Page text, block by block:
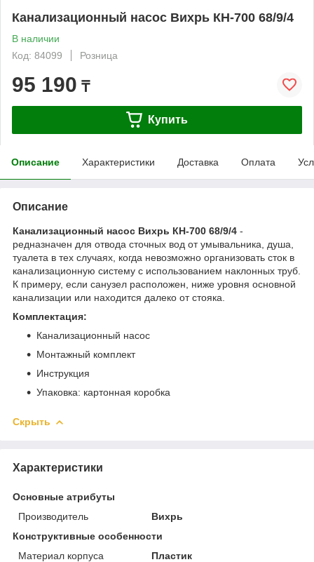
Канализационный насос Вихрь КН-700 68/9/4
В наличии
Код: 84099
Розница
95 190 ₸
Купить
Описание Характеристики Доставка Оплата
Описание
Канализационный насос Вихрь КН-700 68/9/4 -
редназначен для отвода сточных вод от умывальника, душа,
туалета в тех случаях, когда невозможно организовать сток в
канализационную систему с использованием наклонных труб.
К примеру, если санузел расположен, ниже уровня основной
канализации или находится далеко от стояка.
Комплектация:
Канализационный насос
Монтажный комплект
Инструкция
Упаковка: картонная коробка
Скрыть
Характеристики
Основные атрибуты
Производитель
Вихрь
Конструктивные особенности
Материал корпуса
Пластик